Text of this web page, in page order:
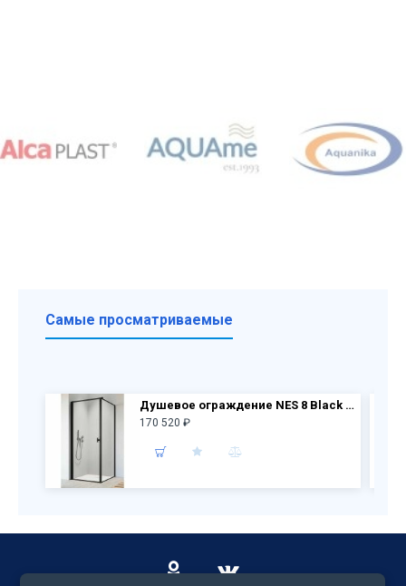
Самые просматриваемые
Душевое ограждение NES 8 Black KDJ I Frame дверь 10022090-54-56L + бок.перегородка 10039090-54-56
170 520 ₽